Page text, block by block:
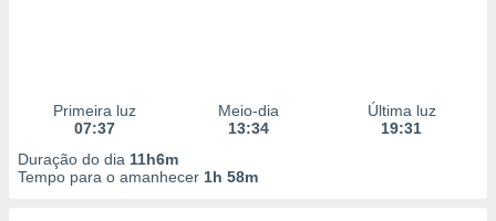
Primeira luz
07:37
Meio-dia
13:34
Última luz
19:31
Duração do dia 11h6m
Tempo para o amanhecer 1h 58m